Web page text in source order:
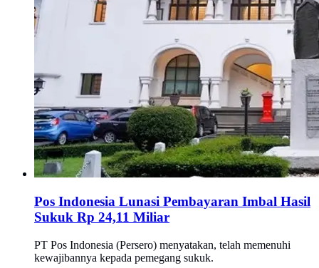
Pos Indonesia Lunasi Pembayaran Imbal Hasil
Sukuk Rp 24,11 Miliar
PT Pos Indonesia (Persero) menyatakan, telah memenuhi
kewajibannya kepada pemegang sukuk.